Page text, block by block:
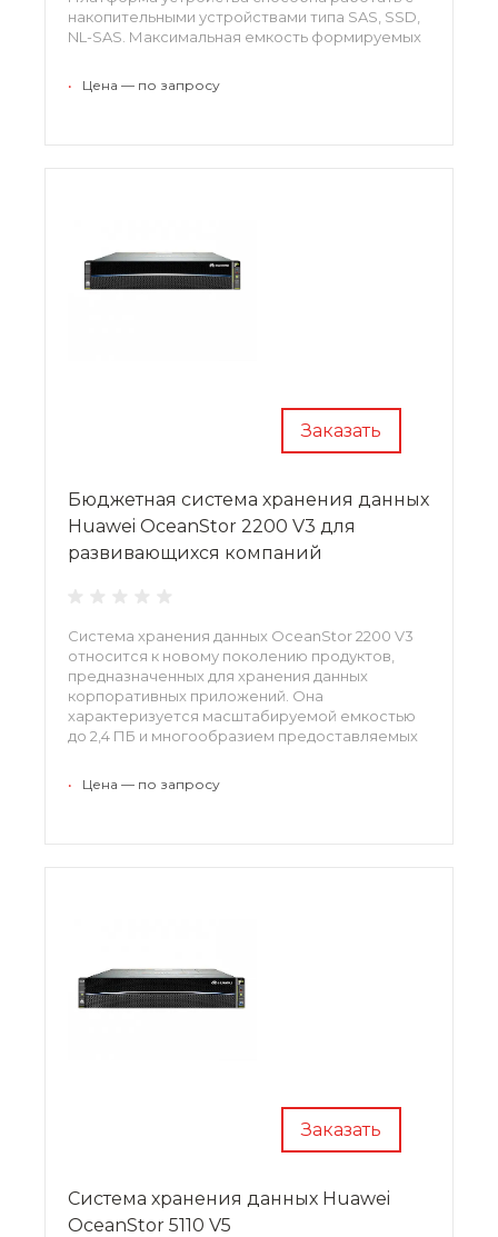
накопительными устройствами типа SAS, SSD,
NL-SAS. Максимальная емкость формируемых
FCoE, NFS, Fibre Channel, iSCSI, HTTP, FTP.
• Цена — по запросу
Заказать
Бюджетная система хранения данных
Huawei OceanStor 2200 V3 для
развивающихся компаний
Система хранения данных OceanStor 2200 V3
относится к новому поколению продуктов,
предназначенных для хранения данных
корпоративных приложений. Она
характеризуется масштабируемой емкостью
до 2,4 ПБ и многообразием предоставляемых
• Цена — по запросу
Заказать
Система хранения данных Huawei
OceanStor 5110 V5